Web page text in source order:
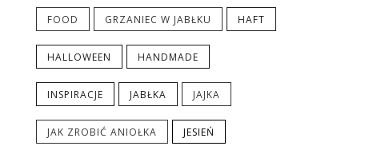
FOOD GRZANIEC W JABŁKU HAFT
HALLOWEEN HANDMADE
INSPIRACJE JABŁKA JAJKA
JAK ZROBIĆ ANIOŁKA JESIEŃ